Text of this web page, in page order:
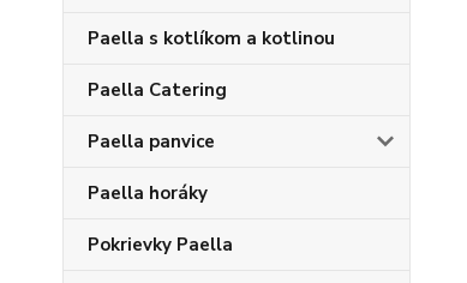
Paella s kotlíkom a kotlinou
Paella Catering
Paella panvice
Paella horáky
Pokrievky Paella